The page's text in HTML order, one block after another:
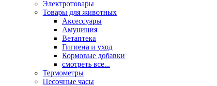
Электротовары
Товары для животных
Аксессуары
Амуниция
Ветаптека
Гигиена и уход
Кормовые добавки
смотреть все...
Термометры
Песочные часы